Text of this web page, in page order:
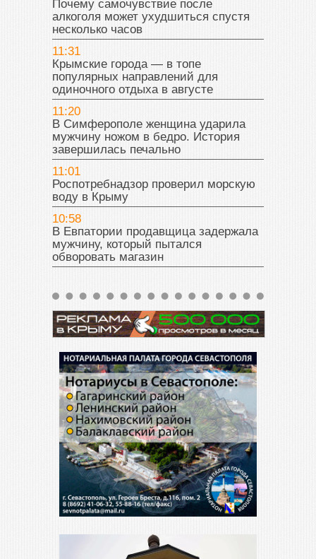
Почему самочувствие после
алкоголя может ухудшиться спустя
несколько часов
11:31
Крымские города — в топе
популярных направлений для
одиночного отдыха в августе
11:20
В Симферополе женщина ударила
мужчину ножом в бедро. История
завершилась печально
11:01
Роспотребнадзор проверил морскую
воду в Крыму
10:58
В Евпатории продавщица задержала
мужчину, который пытался
обворовать магазин